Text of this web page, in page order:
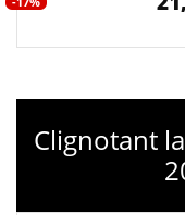
Clignotant